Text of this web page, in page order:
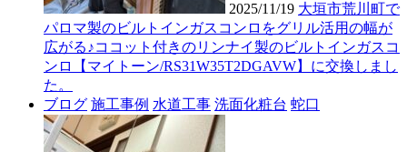
2025/11/19 大垣市荒川町で
パロマ製のビルトインガスコンロをグリル活用の幅が
広がる♪ココット付きのリンナイ製のビルトインガスコ
ンロ【マイトーン/RS31W35T2DGAVW】に交換しまし
た。
ブログ 施工事例 水道工事 洗面化粧台 蛇口